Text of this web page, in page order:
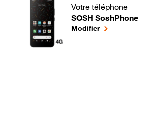
Votre téléphone
SOSH SoshPhone
pour votre SOSH
Modifierle téléphone